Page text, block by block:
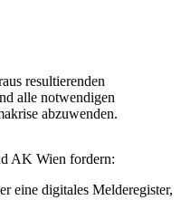
resultierenden
alle notwendigen
abzuwenden.
AK Wien fordern:
eine digitales Melderegister,